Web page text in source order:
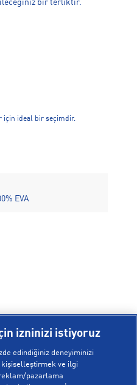
bir terliktir.
için ideal bir seçimdir.
EVA
izninizi istiyoruz
edindiğiniz deneyiminizi
ve ilgi
pazarlama